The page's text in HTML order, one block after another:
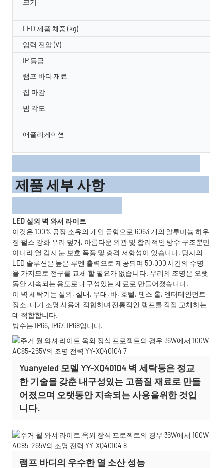
크기
LED 제품 체중 (kg)
입력 전압 (V)
IP 등급
램프 바디 재료
집 마감
빔 각도
애플리케이션
제품 세부 사항
LED 실외 벽 와셔 라이트
이것은 100% 공장 소유의 개인 금형으로 6063 개의 알루미늄 하우
징 펄스 강화 유리 덮개, 아름다운 외관 및 합리적인 방수 구조뿐만
아니라 열 감지 눈 보호 폭풍 및 충격 저항성이 있습니다. 당사의
LED 솔루션은 높은 루멘 출력으로 제공되며 50,000 시간의 수명
을 가지므로 전구를 교체 할 필요가 없습니다. 우리의 조명은 오랫
동안 지속되는 용도로 내구성있는 재료로 만들어졌습니다.
이 벽 세탁기는 실외, 실내, 무대, 바, 호텔, 댄스 홀, 엔터테인먼트
장소, 대기 조명 사용에 적합하며 전통적인 램프를 직접 교체하는
데 적합합니다.
방수는 IP66, IP67, IP68입니다.
Yuanyeled 모델 YY-XQ40104 벽 세탁등은 정교
한 기술을 갖춘 내구성있는 고품질 재료로 만들
어졌으며 오랫동안 지속되는 사용을위한 것입
니다.
램프 바디의 우수한 열 소산 성능